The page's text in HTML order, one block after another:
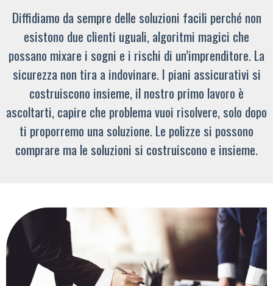
Diffidiamo da sempre delle soluzioni facili perché non
esistono due clienti uguali, algoritmi magici che
possano mixare i sogni e i rischi di un’imprenditore. La
sicurezza non tira a indovinare. I piani assicurativi si
costruiscono insieme, il nostro primo lavoro è
ascoltarti, capire che problema vuoi risolvere, solo dopo
ti proporremo una soluzione. Le polizze si possono
comprare ma le soluzioni si costruiscono e insieme.